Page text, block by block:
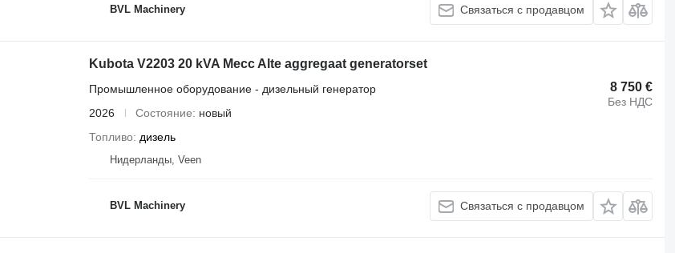
BVL Machinery Связаться с продавцом
Kubota V2203 20 kVA Mecc Alte aggregaat generatorset
8 750 €
Без НДС
Промышленное оборудование - дизельный генератор
2026
Состояние
новый
Топливо
дизель
Нидерланды, Veen
BVL Machinery Связаться с продавцом